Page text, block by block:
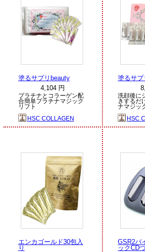
塗るサプリbeauty
4,104 円
プラチナとコラーゲン配
合簡単プラチナマジック
リフト
HSC COLLAGEN
塗るサプ
洗顔後に
きするだ
ナマジッ
HSC
エンカゴールド30包入
り
GSR2バ
ックCD